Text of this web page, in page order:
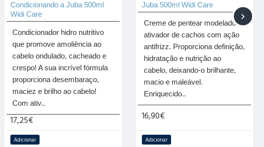
Condicionando a Juba 500ml
Widi Care
Condicionador hidro nutritivo
que promove amoliência ao
cabelo ondulado, cacheado e
crespo! A sua incrível fórmula
proporciona desembaraço,
maciez e brilho ao cabelo!
Com ativ..
17,25€
Adicionar
Juba 500ml Widi Care
Creme de pentear modelador e
ativador de cachos com ação
antifrizz. Proporciona definição,
hidratação e nutrição ao
cabelo, deixando-o brilhante,
macio e maleável.
Enriquecido..
16,90€
Adicionar